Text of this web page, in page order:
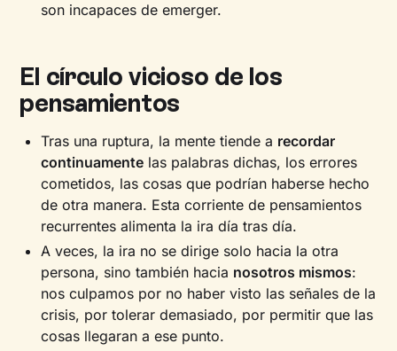
son incapaces de emerger.
El círculo vicioso de los
pensamientos
Tras una ruptura, la mente tiende a recordar
continuamente las palabras dichas, los errores
cometidos, las cosas que podrían haberse hecho
de otra manera. Esta corriente de pensamientos
recurrentes alimenta la ira día tras día.
A veces, la ira no se dirige solo hacia la otra
persona, sino también hacia nosotros mismos:
nos culpamos por no haber visto las señales de la
crisis, por tolerar demasiado, por permitir que las
cosas llegaran a ese punto.